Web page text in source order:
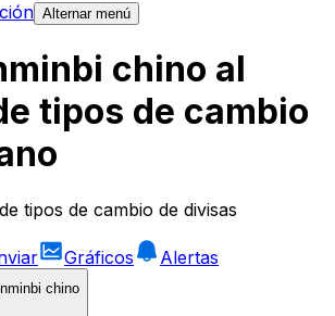
Alternar menú
chino al
tipos de cambio
tipos de cambio de divisas
Gráficos
Alertas
chino